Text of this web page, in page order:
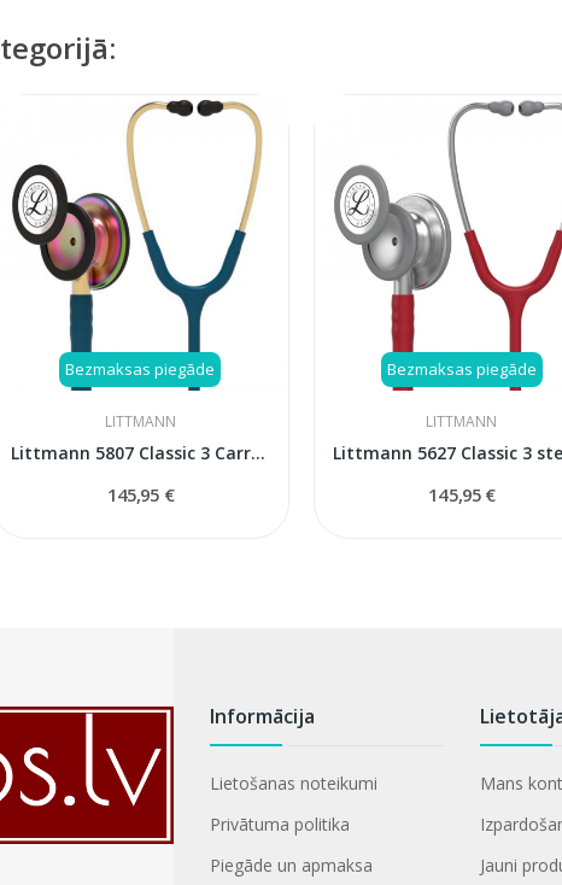
Bezmaksas piegāde
LITTMANN
Littmann 5807 Classic 3 Carribean blue stetoskops
145,95 €
Bezmaksas piegāde
LITTMANN
145,95 €
Informācija
Lietošanas noteikumi
Privātuma politika
Piegāde un apmaksa
Mans
Jauni